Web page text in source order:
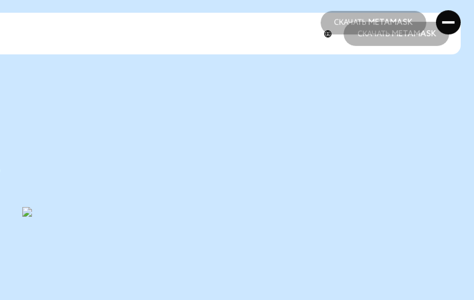
СКАЧАТЬ METAMASK
СКАЧАТЬ METAMASK
СКАЧАТЬ METAMASK